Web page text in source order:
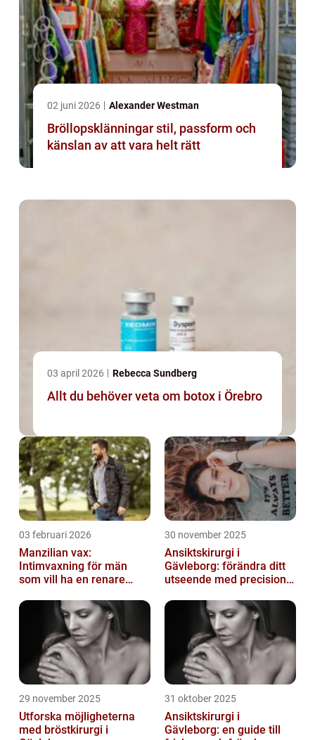
02 juni 2026 Alexander Westman
Bröllopsklänningar stil, passform och
känslan av att vara helt rätt
03 april 2026 Rebecca Sundberg
Allt du behöver veta om botox i Örebro
03 februari 2026
Manzilian vax:
Intimvaxning för män
som vill ha en renare
30 november 2025
Ansiktskirurgi i
Gävleborg: förändra ditt
utseende med precision
29 november 2025
Utforska möjligheterna
med bröstkirurgi i
31 oktober 2025
Ansiktskirurgi i
Gävleborg: en guide till